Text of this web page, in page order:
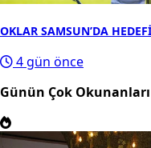
OKLAR SAMSUN’DA
4 gün önce
Günün Çok Okunanları